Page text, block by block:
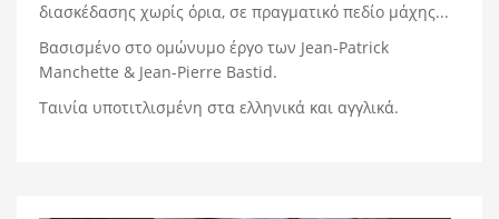
διασκέδασης χωρίς όρια, σε πραγματικό πεδίο μάχης...
Βασισμένο στο ομώνυμο έργο των Jean-Patrick
Manchette & Jean-Pierre Bastid.
Ταινία υποτιτλισμένη στα ελληνικά και αγγλικά.